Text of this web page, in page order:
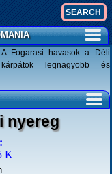
A Fogarasi havasok a Déli
kárpátok legnagyobb és
nyereg
K